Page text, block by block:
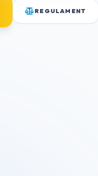
REGULAMENT